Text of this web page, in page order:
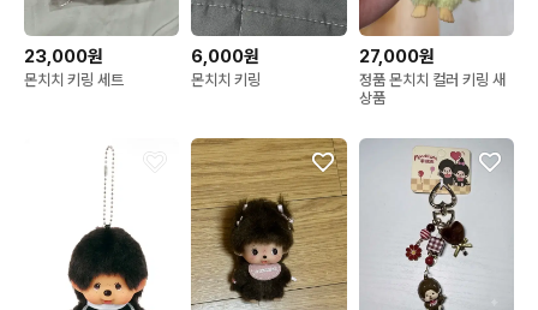
23,000원
몬치치 키링 세트
6,000원
몬치치 키링
27,000원
정품 몬치치 컬러 키링 새
상품